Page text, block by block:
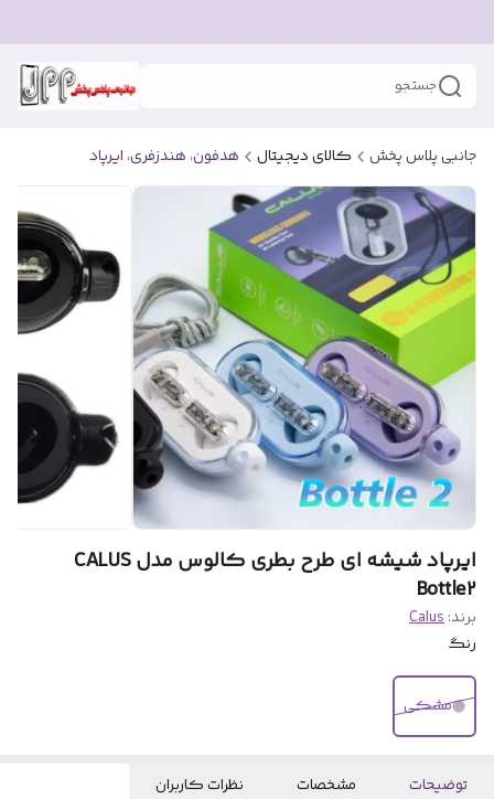
جستجو
جانبی پلاس پخش کالای دیجیتال هدفون، هندزفری، ایرپاد
ایرپاد شیشه ای طرح بطری کالوس مدل CALUS
Bottle2
برند:Calus
رنگ
مشکی
توضیحات مشخصات نظرات کاربران